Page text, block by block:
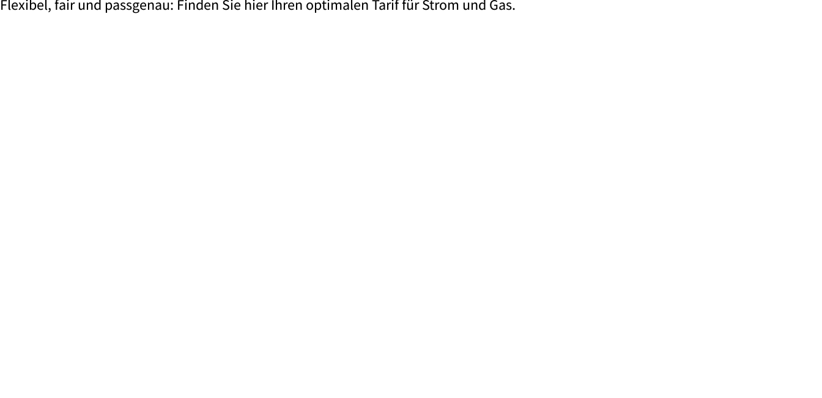
Flexibel, fair und passgenau: Finden Sie hier Ihren optimalen Tarif für Strom und Gas.